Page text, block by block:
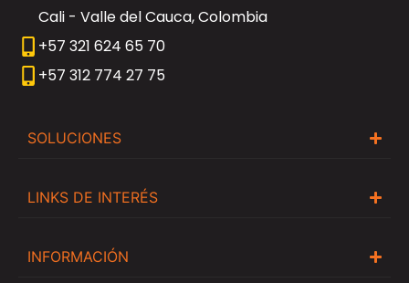
Cali - Valle del Cauca, Colombia
+57 321 624 65 70
+57 312 774 27 75
SOLUCIONES
LINKS DE INTERÉS
INFORMACIÓN